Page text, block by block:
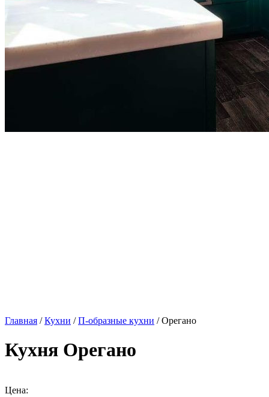
Главная /Кухни /П-образные кухни / Орегано
Кухня Орегано
Цена: